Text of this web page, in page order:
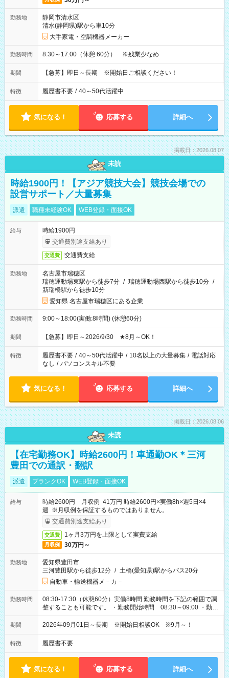
勤務地
静岡市清水区
清水(静岡県)駅から車10分
大手家電・空調機器メーカー
勤務時間 8:30～17:00（休憩:60分） ※残業少なめ
期間 【急募】即日～長期 ※開始日ご相談ください！
特徴 履歴書不要 / 40～50代活躍中
気になる！ 応募する 詳細へ
掲載日：2026.08.07
未読
時給1900円！【アジア競技大会】競技会場での
設営サポート／大量募集
派遣 職種未経験OK WEB登録・面接OK
給与
時給1900円
交通費別途支給あり
交通費 交通費支給
勤務地
名古屋市瑞穂区
瑞穂運動場東駅から徒歩7分 / 瑞穂運動場西駅から徒歩10分 /
新瑞橋駅から徒歩10分
愛知県 名古屋市瑞穂区にある企業
勤務時間 9:00～18:00(実働:8時間) (休憩60分)
期間 【急募】即日～2026/9/30 ★8月～OK！
特徴 履歴書不要 / 40～50代活躍中 / 10名以上の大量募集 / 電話対応
なし / パソコンスキル不要
気になる！ 応募する 詳細へ
掲載日：2026.08.06
未読
【在宅勤務OK】時給2600円！車通勤OK＊三河
豊田での通訳・翻訳
派遣 ブランクOK WEB登録・面接OK
給与
時給2600円 月収例 41万円 時給2600円×実働8h×週5日×4
週 ※月収例を保証するものではありません。
交通費別途支給あり
交通費 1ヶ月3万円を上限として実費支給
月収例 30万円～
勤務地
愛知県豊田市
三河豊田駅から徒歩12分 / 土橋(愛知県)駅からバス20分
自動車・輸送機器メ－カ－
勤務時間
08:30-17:30（休憩60分）実働8時間 勤務時間を下記の範囲で調
整することも可能です。 ・勤務開始時間 08:30～09:00 ・勤務
終了時間 17:30～18:00
期間 2026年09月01日～長期 ※開始日相談OK ※9月～！
特徴 履歴書不要
気になる！ 応募する 詳細へ